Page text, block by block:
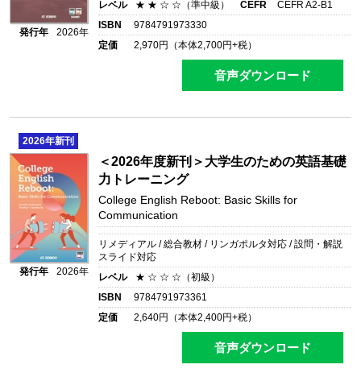
発行年 2026年
レベル
★ ★ ☆ ☆（準中級） CEFR
CEFR A2-B1
ISBN
9784791973330
定価
2,970円（本体2,700円+税）
音声ダウンロード
2026年新刊
発行年 2026年
＜2026年度新刊＞大学生のための英語基礎
力トレーニング
College English Reboot: Basic Skills for
Communication
リメディアル / 総合教材 / リンガポルタ対応 / 設問・解説
スライド対応
レベル
★ ☆ ☆ ☆（初級）
ISBN
9784791973361
定価
2,640円（本体2,400円+税）
音声ダウンロード